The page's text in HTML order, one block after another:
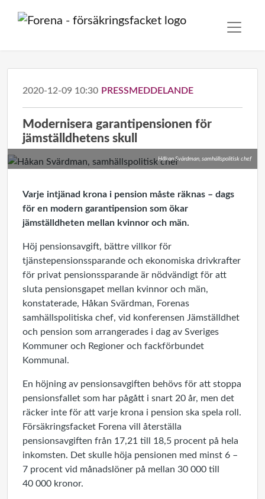
2020-12-09 10:30 PRESSMEDDELANDE
Modernisera garantipensionen för
jämställdhetens skull
Håkan Svärdman, samhällspolitisk chef
Varje intjänad krona i pension måste räknas – dags
för en modern garantipension som ökar
jämställdheten mellan kvinnor och män.
Höj pensionsavgift, bättre villkor för
tjänstepensionssparande och ekonomiska drivkrafter
för privat pensionssparande är nödvändigt för att
sluta pensionsgapet mellan kvinnor och män,
konstaterade, Håkan Svärdman, Forenas
samhällspolitiska chef, vid konferensen Jämställdhet
och pension som arrangerades i dag av Sveriges
Kommuner och Regioner och fackförbundet
Kommunal.
En höjning av pensionsavgiften behövs för att stoppa
pensionsfallet som har pågått i snart 20 år, men det
räcker inte för att varje krona i pension ska spela roll.
Försäkringsfacket Forena vill återställa
pensionsavgiften från 17,21 till 18,5 procent på hela
inkomsten. Det skulle höja pensionen med minst 6 –
7 procent vid månadslöner på mellan 30 000 till
40 000 kronor.